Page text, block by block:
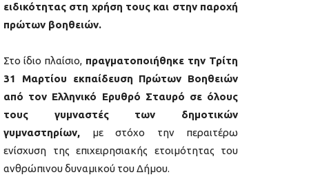
ειδικότητας στη χρήση τους και στην παροχή
πρώτων βοηθειών.
Στο ίδιο πλαίσιο, πραγματοποιήθηκε την Τρίτη
31 Μαρτίου εκπαίδευση Πρώτων Βοηθειών
από τον Ελληνικό Ερυθρό Σταυρό σε όλους
τους γυμναστές των δημοτικών
γυμναστηρίων, με στόχο την περαιτέρω
ενίσχυση της επιχειρησιακής ετοιμότητας του
ανθρώπινου δυναμικού του Δήμου.